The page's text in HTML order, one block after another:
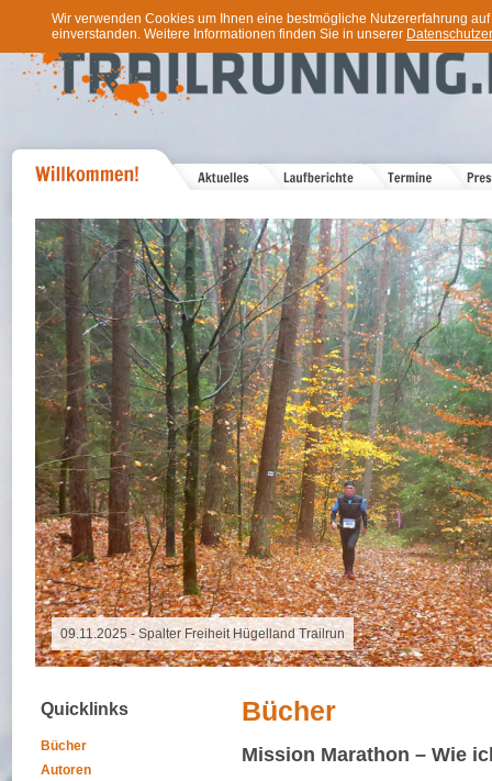
Wir verwenden Cookies um Ihnen eine bestmögliche Nutzererfahrung
einverstanden. Weitere Informationen finden Sie in unserer
16.10.2025 - Grand Raid Reunion
Quicklinks
Bücher
Autoren
Bücher
Mission Marathon – Wie